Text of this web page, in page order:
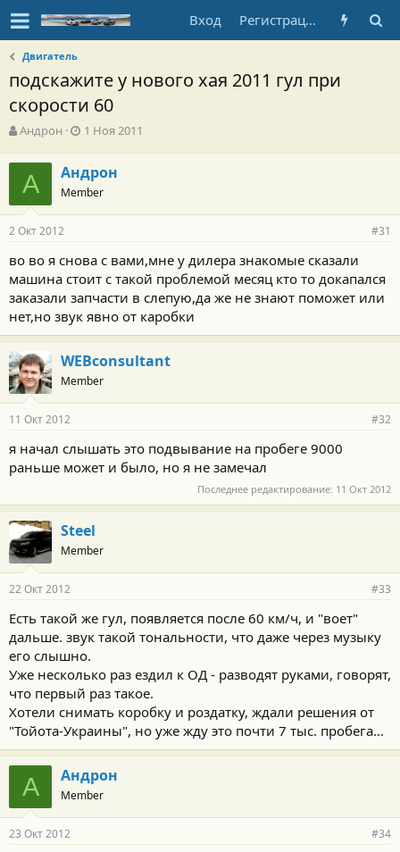
Вход Регистрация
Двигатель
подскажите у нового хая 2011 гул при
скорости 60
А
т
р
т
е
м
ы
Андрон
Д
а
н
а
л
а
1 Ноя 2011
А Андрон
Member
2 Окт 2012 #31
во во я снова с вами,мне у дилера знакомые сказали
машина стоит с такой проблемой месяц кто то докапался
заказали запчасти в слепую,да же не знают поможет или
нет,но звук явно от каробки
WEBconsultant
Member
11 Окт 2012 #32
я начал слышать это подвывание на пробеге 9000
раньше может и было, но я не замечал
Последнее редактирование: 11 Окт 2012
Steel
Member
22 Окт 2012 #33
Есть такой же гул, появляется после 60 км/ч, и "воет"
дальше. звук такой тональности, что даже через музыку
его слышно.
Уже несколько раз ездил к ОД - разводят руками, говорят,
что первый раз такое.
Хотели снимать коробку и роздатку, ждали решения от
"Тойота-Украины", но уже жду это почти 7 тыс. пробега...
А Андрон
Member
23 Окт 2012 #34